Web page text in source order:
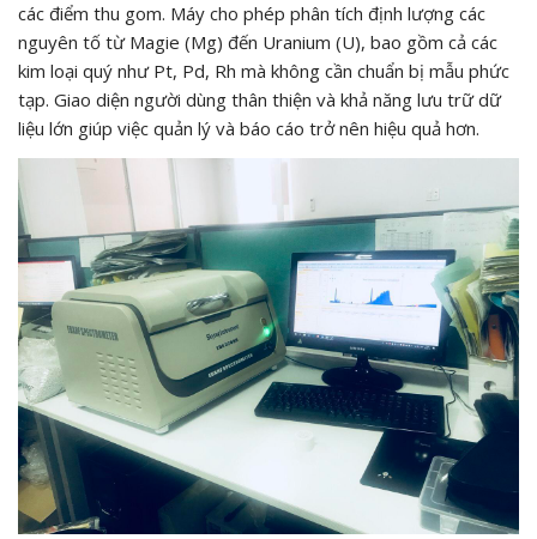
các điểm thu gom. Máy cho phép phân tích định lượng các
nguyên tố từ Magie (Mg) đến Uranium (U), bao gồm cả các
kim loại quý như Pt, Pd, Rh mà không cần chuẩn bị mẫu phức
tạp. Giao diện người dùng thân thiện và khả năng lưu trữ dữ
liệu lớn giúp việc quản lý và báo cáo trở nên hiệu quả hơn.